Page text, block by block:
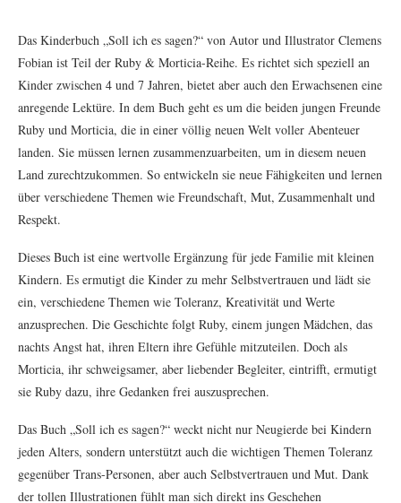
Das Kinderbuch „Soll ich es sagen?“ von Autor und Illustrator Clemens
Fobian ist Teil der Ruby & Morticia-Reihe. Es richtet sich speziell an
Kinder zwischen 4 und 7 Jahren, bietet aber auch den Erwachsenen eine
anregende Lektüre. In dem Buch geht es um die beiden jungen Freunde
Ruby und Morticia, die in einer völlig neuen Welt voller Abenteuer
landen. Sie müssen lernen zusammenzuarbeiten, um in diesem neuen
Land zurechtzukommen. So entwickeln sie neue Fähigkeiten und lernen
über verschiedene Themen wie Freundschaft, Mut, Zusammenhalt und
Respekt.
Dieses Buch ist eine wertvolle Ergänzung für jede Familie mit kleinen
Kindern. Es ermutigt die Kinder zu mehr Selbstvertrauen und lädt sie
ein, verschiedene Themen wie Toleranz, Kreativität und Werte
anzusprechen. Die Geschichte folgt Ruby, einem jungen Mädchen, das
nachts Angst hat, ihren Eltern ihre Gefühle mitzuteilen. Doch als
Morticia, ihr schweigsamer, aber liebender Begleiter, eintrifft, ermutigt
sie Ruby dazu, ihre Gedanken frei auszusprechen.
Das Buch „Soll ich es sagen?“ weckt nicht nur Neugierde bei Kindern
jeden Alters, sondern unterstützt auch die wichtigen Themen Toleranz
gegenüber Trans-Personen, aber auch Selbstvertrauen und Mut. Dank
der tollen Illustrationen fühlt man sich direkt ins Geschehen